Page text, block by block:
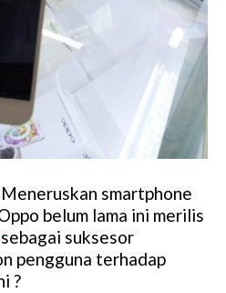
smartphone
belum lama ini merilis
sebagai suksesor
pengguna terhadap
?